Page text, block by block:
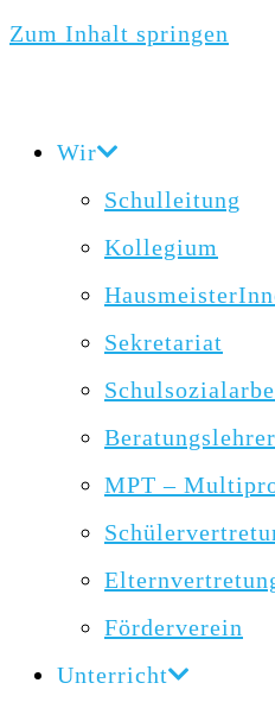
Zum Inhalt springen
Wir
Schulleitung
Kollegium
Sekretariat
MPT –
Förderverein
Unterricht